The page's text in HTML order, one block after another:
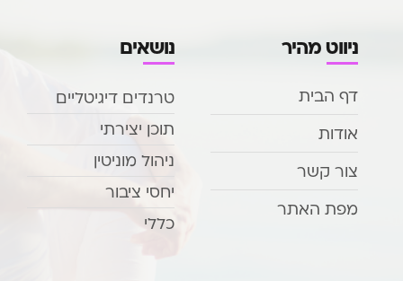
ניווט מהיר
דף הבית
אודות
צור קשר
מפת האתר
נושאים
טרנדים דיגיטליים
תוכן יצירתי
ניהול מוניטין
יחסי ציבור
כללי